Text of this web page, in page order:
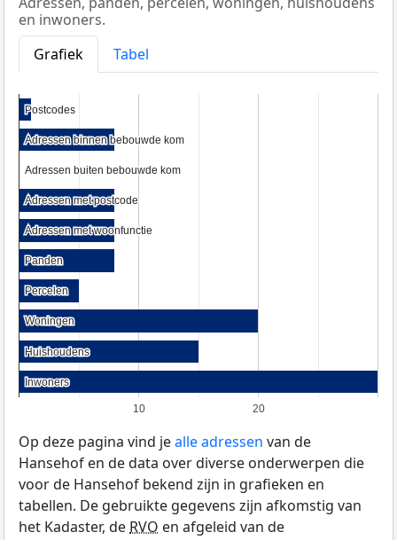
en inwoners.
Grafiek
Tabel
10 20
Postcodes
Postcodes
Adressen binnen bebouwde kom
Adressen binnen bebouwde kom
Adressen buiten bebouwde kom
Adressen buiten bebouwde kom
Adressen met postcode
Adressen met postcode
Adressen met woonfunctie
Adressen met woonfunctie
Panden
Panden
Percelen
Percelen
Woningen
Woningen
Huishoudens
Huishoudens
Inwoners
Inwoners
Op deze pagina vind jealle adressen van de
Hansehof en de data over diverse onderwerpen die
voor de Hansehof bekend zijn in grafieken en
tabellen. De gebruikte gegevens zijn afkomstig van
het Kadaster, deRVO en afgeleid van de